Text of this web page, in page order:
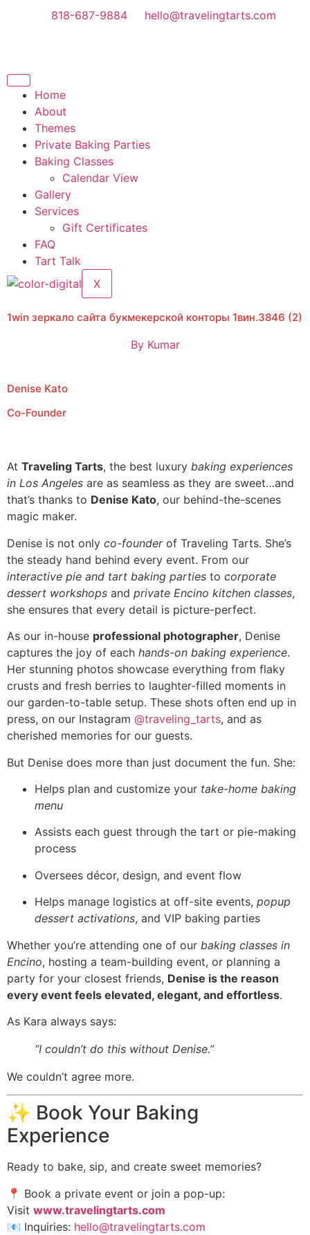
818-687-9884 hello@travelingtarts.com
Home
About
Themes
Private Baking Parties
Baking Classes
Calendar View
Gallery
Services
Gift Certificates
FAQ
Tart Talk
X
1win зеркало сайта букмекерской конторы 1вин.3846 (2)
ByKumar
Denise Kato
Co-Founder
At Traveling Tarts, the best luxury baking experiences
in Los Angeles are as seamless as they are sweet…and
that’s thanks to Denise Kato, our behind-the-scenes
magic maker.
Denise is not only co-founderof Traveling Tarts. She’s
the steady hand behind every event. From our
interactive pie and tart baking parties to corporate
dessert workshops and private Encino kitchen classes,
she ensures that every detail is picture-perfect.
As our in-house professional photographer, Denise
captures the joy of each hands-on baking experience.
Her stunning photos showcase everything from flaky
crusts and fresh berries to laughter-filled moments in
our garden-to-table setup. These shots often end up in
press, on our Instagram @traveling_tarts, and as
cherished memories for our guests.
But Denise does more than just document the fun. She:
Helps plan and customize your take-home baking
menu
Assists each guest through the tart or pie-making
process
Oversees décor, design, and event flow
Helps manage logistics at off-site events, popup
dessert activations, and VIP baking parties
Whether you’re attending one of our baking classes in
Encino, hosting a team-building event, or planning a
party for your closest friends, Denise is the reason
every event feels elevated, elegant, and effortless.
As Kara always says:
“I couldn’t do this without Denise.”
We couldn’t agree more.
✨ Book Your Baking
Experience
Ready to bake, sip, and create sweet memories?
📍 Book a private event or join a pop-up:
Visit www.travelingtarts.com
📧 Inquiries: hello@travelingtarts.com